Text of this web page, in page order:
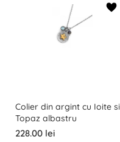
Colier din argint cu Ioite si
Topaz albastru
228.00 lei